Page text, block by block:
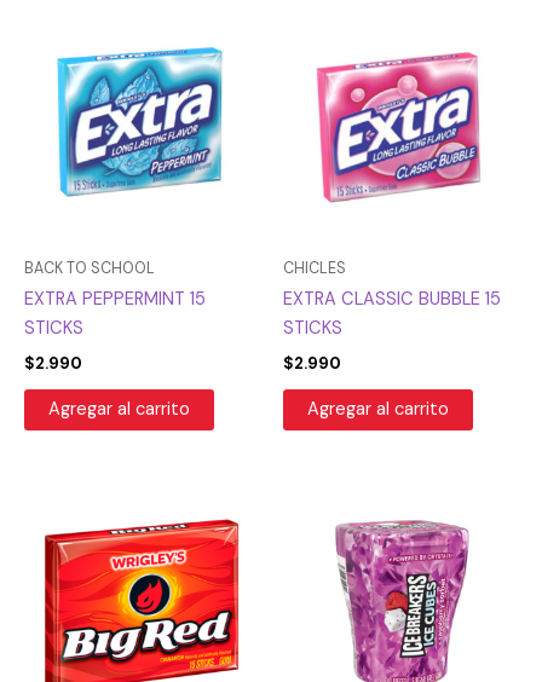
BACK TO SCHOOL
EXTRA PEPPERMINT 15
STICKS
$2.990
Agregar al carrito
CHICLES
EXTRA CLASSIC BUBBLE 15
STICKS
$2.990
Agregar al carrito